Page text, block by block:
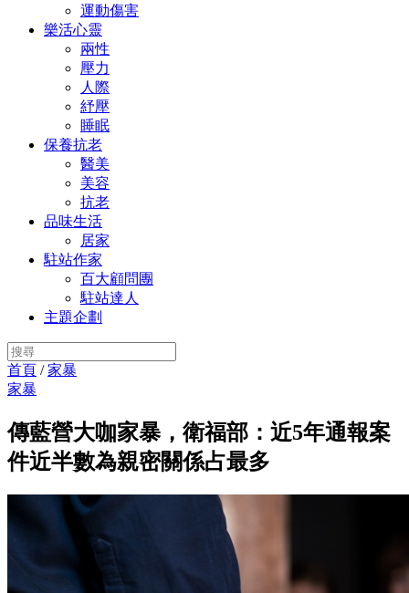
運動傷害
樂活心靈
兩性
壓力
人際
紓壓
睡眠
保養抗老
醫美
美容
抗老
品味生活
居家
駐站作家
百大顧問團
駐站達人
主題企劃
首頁 /家暴
家暴
傳藍營大咖家暴，衛福部：近5年通報案
件近半數為親密關係占最多